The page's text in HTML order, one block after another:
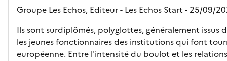
Groupe Les Echos, Editeur- Les Echos Start - 25/09/
Ils sont surdiplômés, polyglottes, généralement issus
les jeunes fonctionnaires des institutions qui font
européenne. Entre l'intensité du boulot et les